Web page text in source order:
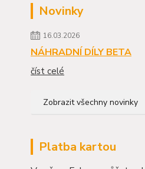
Novinky
16.03.2026
NÁHRADNÍ DÍLY BETA
číst celé
Zobrazit všechny novinky
Platba kartou